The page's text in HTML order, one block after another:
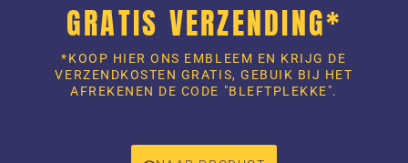
GRATIS VERZENDING*
*KOOP HIER ONS EMBLEEM EN KRIJG DE
VERZENDKOSTEN GRATIS, GEBUIK BIJ HET
AFREKENEN DE CODE "BLEFTPLEKKE".